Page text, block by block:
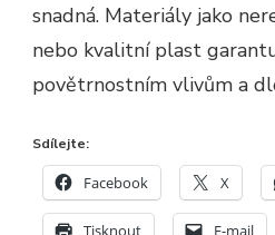
snadná. Materiály jako
nebo kvalitní plast
povětrnostním vlivům a
Sdílejte:
Facebook X
Tisknout E-mail